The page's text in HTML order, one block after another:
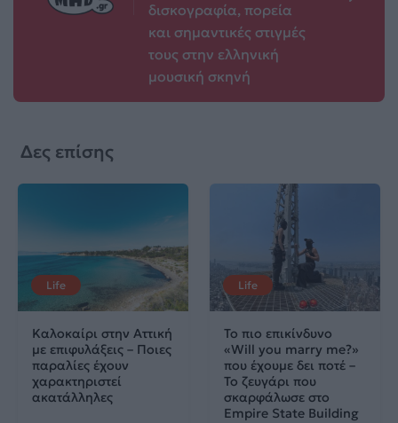
δισκογραφία, πορεία
και σημαντικές στιγμές
τους στην ελληνική
μουσική σκηνή
Δες επίσης
Life
Καλοκαίρι στην Αττική
με επιφυλάξεις – Ποιες
παραλίες έχουν
χαρακτηριστεί
ακατάλληλες
Life
Το πιο επικίνδυνο
«Will you marry me?»
που έχουμε δει ποτέ –
Το ζευγάρι που
σκαρφάλωσε στο
Empire State Building